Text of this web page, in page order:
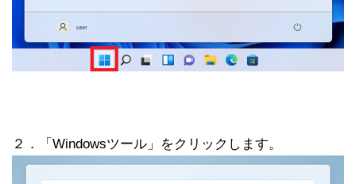
２．「Windowsツール」をクリックします。